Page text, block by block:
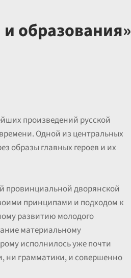
образования»
произведений русской
Одной из центральных
образы главных героев и их
провинциальной дворянской
принципами и подходом к
развитию молодого
материальному
исполнилось уже почти
ни грамматики, и совершенно